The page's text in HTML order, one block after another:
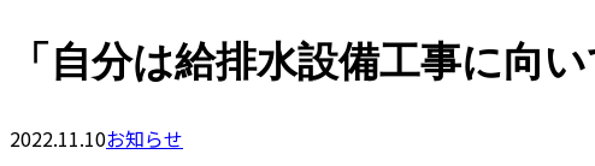
「自分は給排水設備工事に向
2022.11.10お知らせ